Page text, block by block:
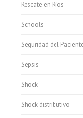
Rescate en Ríos
Schools
Seguridad del Paciente
Sepsis
Shock
Shock distributivo